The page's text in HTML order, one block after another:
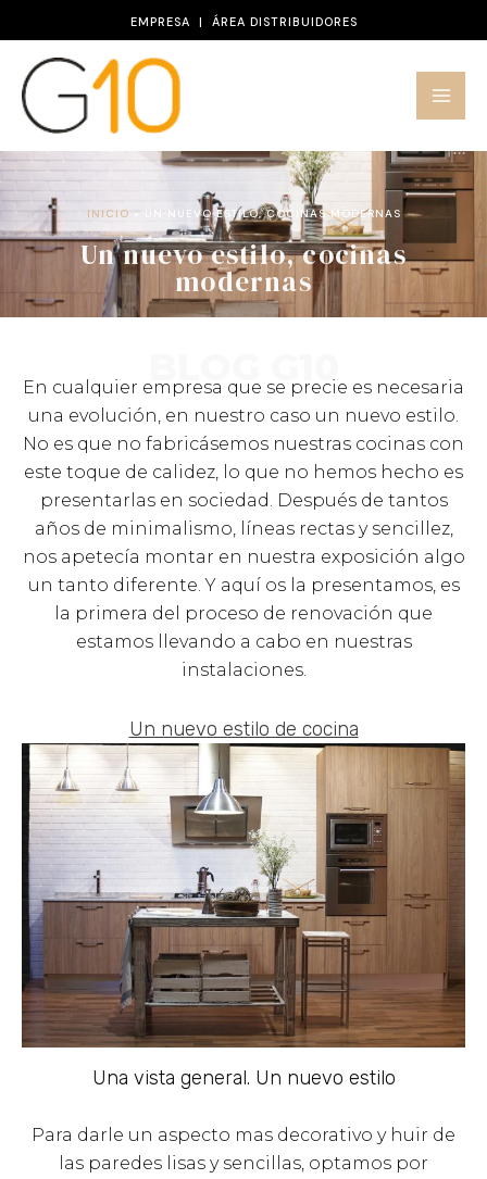
al
contenido
EMPRESA | ÁREA DISTRIBUIDORES
INICIO » UN NUEVO ESTILO, COCINAS MODERNAS
Un nuevo estilo, cocinas
modernas
BLOG G10
En cualquier empresa que se precie es necesaria
una evolución, en nuestro caso un nuevo estilo.
No es que no fabricásemos nuestras cocinas con
este toque de calidez, lo que no hemos hecho es
presentarlas en sociedad. Después de tantos
años de minimalismo, líneas rectas y sencillez,
nos apetecía montar en nuestra exposición algo
un tanto diferente. Y aquí os la presentamos, es
la primera del proceso de renovación que
estamos llevando a cabo en nuestras
instalaciones.
Un nuevo estilo de cocina
Una vista general. Un nuevo estilo
Para darle un aspecto mas decorativo y huir de
las paredes lisas y sencillas, optamos por